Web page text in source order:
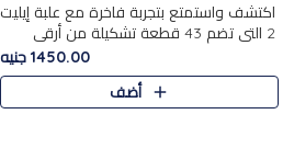
اكتشف واستمتع بتجربة فاخرة مع علبة إيليت
2 التي تضم 43 قطعة تشكيلة من أرقى
حلويات المولد الشرقية المصرية الأصيلة
,معروضة بشكل جميل في علبة أ..
1450.00 جنيه
أضف